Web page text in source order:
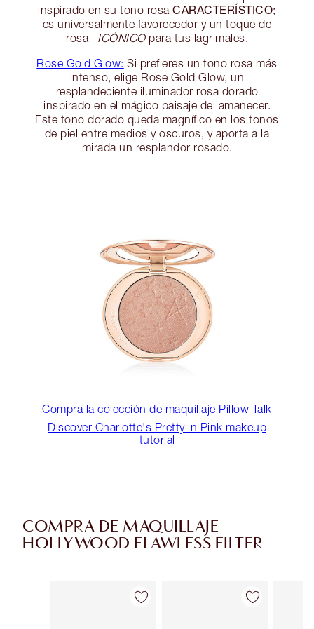
inspirado en su tono rosaCARACTERÍSTICO;
es universalmente favorecedor y un toque de
rosa _ ICÓNICOpara tus lagrimales.
Rose Gold Glow: Si prefieres un tono rosa más
intenso, elige Rose Gold Glow, un
resplandeciente iluminador rosa dorado
inspirado en el mágico paisaje del amanecer.
Este tono dorado queda magnífico en los tonos
de piel entre medios y oscuros, y aporta a la
mirada un resplandor rosado.
Compra la colección de maquillaje Pillow Talk
Discover Charlotte's Pretty in Pink makeup
tutorial
COMPRA DE MAQUILLAJE
HOLLYWOOD FLAWLESS FILTER
Artículo 1 de 32 Artículo 2 de 32